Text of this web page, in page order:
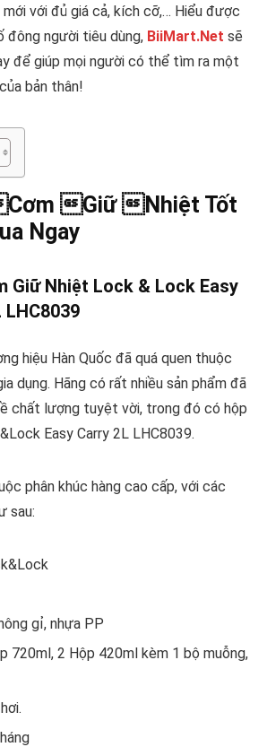
mới với đủ giá cả, kích cỡ,… Hiểu được
đông người tiêu dùng, BiiMart.Net sẽ
để giúp mọi người có thể tìm ra một
bản thân!
Cơm Giữ Nhiệt Tốt
Ngay
Giữ Nhiệt Lock & Lock Easy
LHC8039
hiệu Hàn Quốc đã quá quen thuộc
dụng. Hãng có rất nhiều sản phẩm đã
chất lượng tuyệt vời, trong đó có hộp
Easy Carry 2L LHC8039.
phân khúc hàng cao cấp, với các
sau:
gỉ, nhựa PP
720ml, 2 Hộp 420ml kèm 1 bộ muỗng,